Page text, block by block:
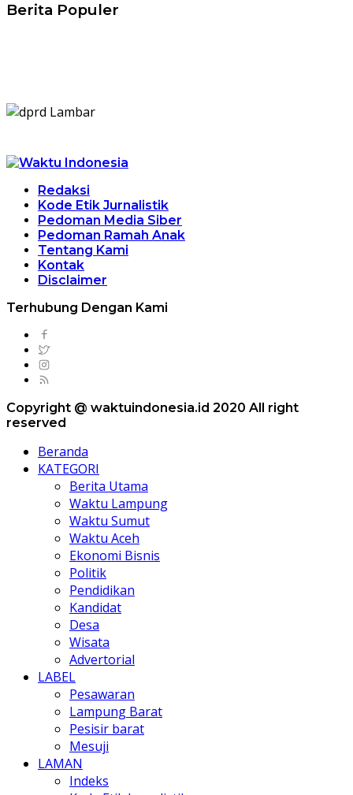
Berita Populer
Redaksi
Kode Etik Jurnalistik
Pedoman Media Siber
Pedoman Ramah Anak
Tentang Kami
Kontak
Disclaimer
Terhubung Dengan Kami
Copyright @ waktuindonesia.id 2020 All right
reserved
Beranda
KATEGORI
Berita Utama
Waktu Lampung
Waktu Sumut
Waktu Aceh
Ekonomi Bisnis
Politik
Pendidikan
Kandidat
Desa
Wisata
Advertorial
LABEL
Pesawaran
Lampung Barat
Pesisir barat
Mesuji
LAMAN
Indeks